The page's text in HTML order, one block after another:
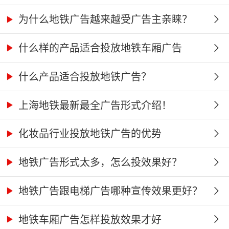
为什么地铁广告越来越受广告主亲睐？
什么样的产品适合投放地铁车厢广告
什么产品适合投放地铁广告？
上海地铁最新最全广告形式介绍！
化妆品行业投放地铁广告的优势
地铁广告形式太多，怎么投效果好？
地铁广告跟电梯广告哪种宣传效果更好？
地铁车厢广告怎样投放效果才好